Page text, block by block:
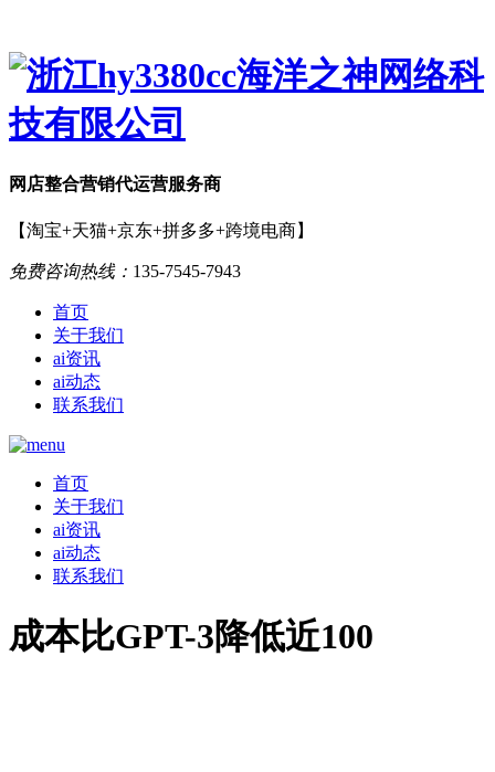
网店整合营销代运营服务商
【淘宝+天猫+京东+拼多多+跨境电商】
免费咨询热线： 135-7545-7943
首页
关于我们
ai资讯
ai动态
联系我们
首页
关于我们
ai资讯
ai动态
联系我们
成本比GPT-3降低近100